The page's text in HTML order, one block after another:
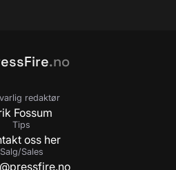
.no
redaktør
Fossum
Tips
oss her
Salg/Sales